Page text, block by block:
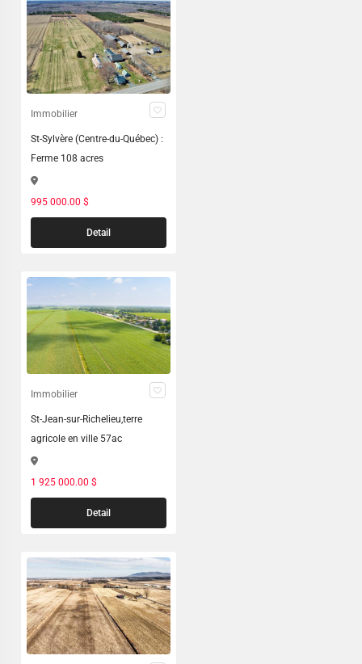
Immobilier
St-Sylvère (Centre-du-Québec) :
Ferme 108 acres
995 000.00 $
Detail
Immobilier
St-Jean-sur-Richelieu,terre
agricole en ville 57ac
1 925 000.00 $
Detail